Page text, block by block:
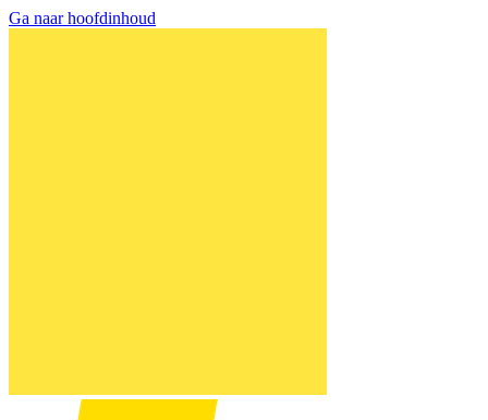
Ga naar hoofdinhoud